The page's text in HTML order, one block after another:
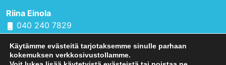
Riina Einola
040 240 7829
Käytämme evästeitä tarjotaksemme sinulle parhaan
kokemuksen verkkosivustollamme.